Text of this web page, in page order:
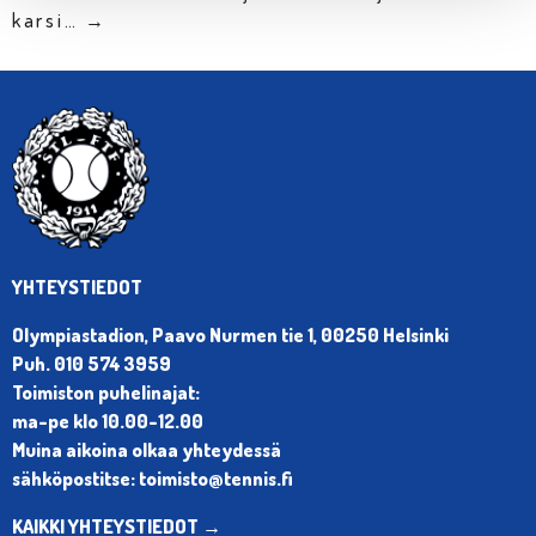
karsi… →
YHTEYSTIEDOT
Olympiastadion, Paavo Nurmen tie 1, 00250 Helsinki
Puh. 010 574 3959
Toimiston puhelinajat:
ma-pe klo 10.00-12.00
Muina aikoina olkaa yhteydessä
sähköpostitse: toimisto@tennis.fi
KAIKKI YHTEYSTIEDOT →